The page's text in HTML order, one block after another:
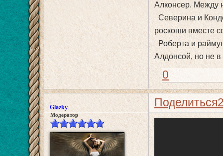
Алконсер. Между
Северина и
роскоши вместе
Роберта и
Алдонсой, но не в
0
Поделиться
Glazky
Модератор